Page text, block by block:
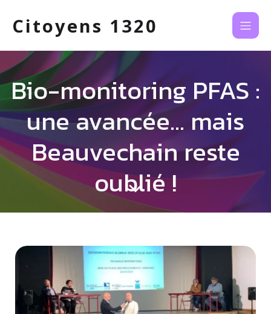
Citoyens 1320
Bio-monitoring PFAS :
une avancée… mais
Beauvechain reste
oublié !